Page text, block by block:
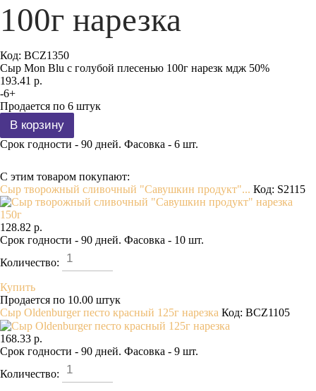
100г нарезка
Код: BCZ1350
Сыр Mon Blu с голубой плесенью 100г нарезк мдж 50%
193.41 р.
-6+
Продается по 6 штук
Срок годности - 90 дней. Фасовка - 6 шт.
С этим товаром покупают:
Сыр творожный сливочный "Савушкин продукт"... Код: S2115
128.82 р.
Срок годности - 90 дней. Фасовка - 10 шт.
Количество:
Купить
Продается по 10.00 штук
Сыр Oldenburger песто красный 125г нарезка Код: BCZ1105
168.33 р.
Срок годности - 90 дней. Фасовка - 9 шт.
Количество: